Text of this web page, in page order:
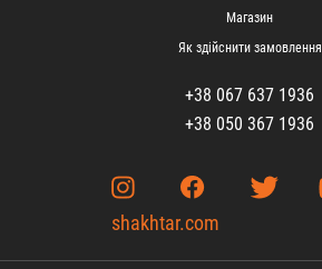
Магазин
Як здійснити замовлення
+38 067 637 1936
+38 050 367 1936
shakhtar.com